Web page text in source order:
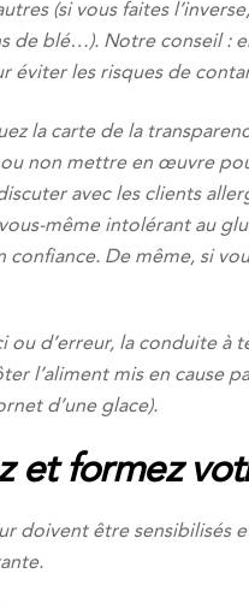
(si vous faites
de blé…). Notre conseil :
éviter les risques de
la carte de la
non mettre en œuvre
avec les clients
même intolérant au
confiance. De même, si
ou d’erreur, la conduite
l’aliment mis en cause
d’une glace).
et formez
doivent être sensibilisés